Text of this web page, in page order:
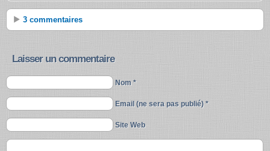
3 commentaires
Laisser un commentaire
Nom *
Email (ne sera pas publié) *
Site Web